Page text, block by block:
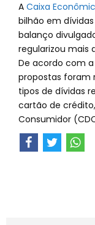
A Caixa
bilhão em
balanço
regularizou mais
De acordo com
propostas foram
tipos de dívidas
cartão de
Consumidor